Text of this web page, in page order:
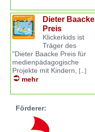
Dieter Baacke
Preis
Klickerkids ist
Träger des
"Dieter Baacke Preis für
medienpädagogische
Projekte mit Kindern, [...]
mehr
Förderer: